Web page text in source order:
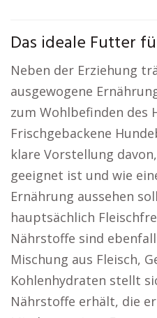
Das ideale Futter
Neben der Erziehung
ausgewogene
zum Wohlbefinden des
Frischgebackene
klare Vorstellung
geeignet ist und wie
Ernährung aussehen
hauptsächlich
Nährstoffe sind
Mischung aus Fleisch,
Kohlenhydraten stellt
Nährstoffe erhält, die